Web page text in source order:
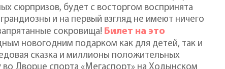
сюрпризов, будет с восторгом воспринята
и на первый взгляд не имеют ничего
сокровища! Билет на это
новогодним подарком как для детей, так и
сказка и миллионы положительных